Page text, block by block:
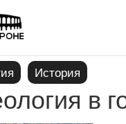
История
в